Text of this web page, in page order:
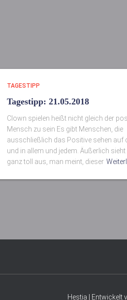
TAGESTIPP
Tagestipp: 21.05.2018
Clown spielen heißt nicht gleich der
Mensch zu sein Es gibt Menschen, die
ausschließlich das Positive sehen auf
und in allem und jedem. Äußerlich sieht
ganz toll aus, man meint, dieser
Hestia | Entwickelt